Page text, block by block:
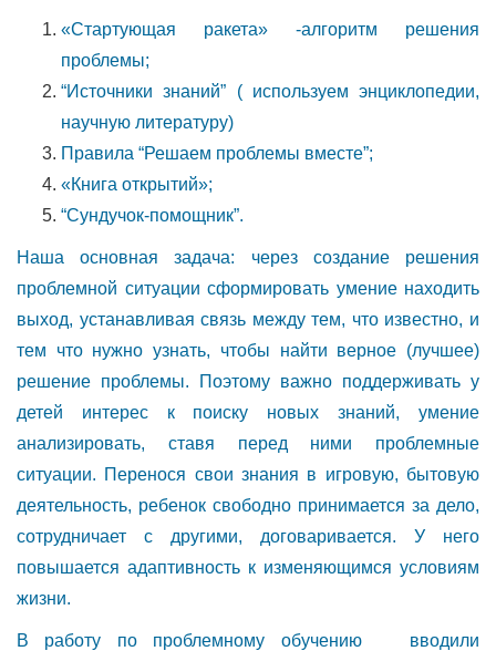
«Стартующая ракета» -алгоритм решения
проблемы;
“Источники знаний” ( используем энциклопедии,
научную литературу)
Правила “Решаем проблемы вместе”;
«Книга открытий»;
“Сундучок-помощник”.
Наша основная задача: через создание решения
проблемной ситуации сформировать умение находить
выход, устанавливая связь между тем, что известно, и
тем что нужно узнать, чтобы найти верное (лучшее)
решение проблемы. Поэтому важно поддерживать у
детей интерес к поиску новых знаний, умение
анализировать, ставя перед ними проблемные
ситуации. Перенося свои знания в игровую, бытовую
деятельность, ребенок свободно принимается за дело,
сотрудничает с другими, договаривается. У него
повышается адаптивность к изменяющимся условиям
жизни.
В работу по проблемному обучению вводили